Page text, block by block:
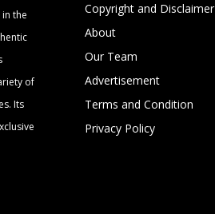
the
of
Its
Copyright and Disclaimer
About
Our Team
Advertisement
Terms and Condition
Privacy Policy